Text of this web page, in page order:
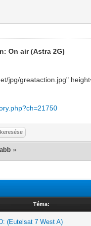
On air (Astra 2G)
jpg/greataction.jpg"
»
Téma:
(Eutelsat 7 West A)